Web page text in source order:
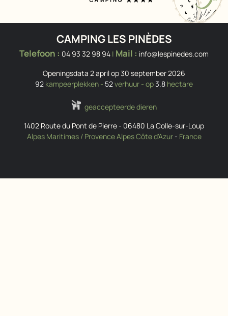
CAMPING LES PINÈDES
Telefoon : 04 93 32 98 94 | Mail : info@lespinedes.com
Openingsdata 2 april op 30 september 2026
92 kampeerplekken - 52verhuur - op3.8 hectare
geaccepteerde dieren
1402 Route du Pont de Pierre- 06480 La Colle-sur-Loup
Alpes Maritimes / Provence Alpes Côte d'Azur- France